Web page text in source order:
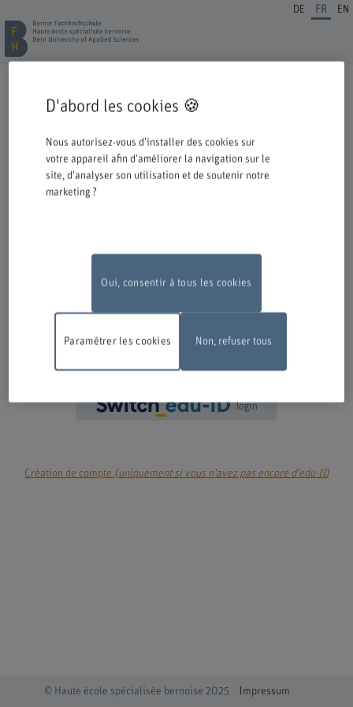
DE FR EN
Cordiale bienvenue à la BFH. Vous avez opté pour une formation ou un
Veuillez prendre connaissance des informations ci-dessous concernant le
processus d'inscription.
Authentification avec Switch edu-ID
Travaux de maintenance En raison de travaux de maintenance, le
2026, entre 18 h et 22 h. Nous vous remercions de votre compréhension
login
Création de compte (uniquement si vous n'avez pas encore d'edu-ID
© Haute école spécialisée bernoise 2025 Impressum
D'abord les cookies 🍪
Nous autorisez-vous d'installer des cookies sur
votre appareil afin d'améliorer la navigation sur le
site, d'analyser son utilisation et de soutenir notre
marketing ?
Oui, consentir à tous les cookies
Paramétrer les cookies Non, refuser tous